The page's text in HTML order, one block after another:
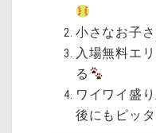
小さなお子
入場無料エ
る
ワイワイ盛
後にもピッタ